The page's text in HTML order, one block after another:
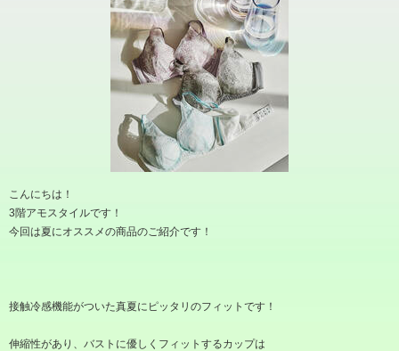
こんにちは！
3階アモスタイルです！
今回は夏にオススメの商品のご紹介です！
接触冷感機能がついた真夏にピッタリのフィットです！
伸縮性があり、バストに優しくフィットするカップは